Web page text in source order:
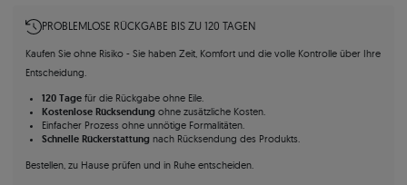
PROBLEMLOSE RÜCKGABE BIS ZU 120 TAGEN
Kaufen Sie ohne Risiko - Sie haben Zeit, Komfort und die volle Kontrolle über Ihre
Entscheidung.
120 Tagefür die Rückgabe ohne Eile.
Kostenlose Rücksendungohne zusätzliche Kosten.
Einfacher Prozess ohne unnötige Formalitäten.
Schnelle Rückerstattungnach Rücksendung des Produkts.
Bestellen, zu Hause prüfen und in Ruhe entscheiden.